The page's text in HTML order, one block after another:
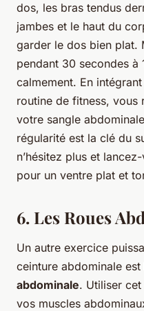
dos, les bras tendus
jambes et le haut du
garder le dos bien plat.
pendant 30 secondes à
calmement. En
routine de fitness, vous
votre sangle
régularité est la clé du
n’hésitez plus et
pour un ventre plat et
6. Les Roues
Un autre exercice
ceinture abdominale est
abdominale. Utiliser
vos muscles